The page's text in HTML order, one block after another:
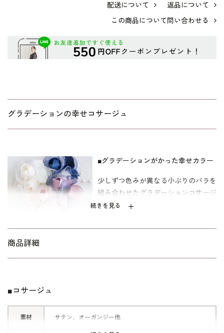
配送について
返品について
この商品について問い合わせる
グラデーションの幸せコサージュ
続きを見る
■グラデーションがかった幸せカラー
少しずつ色みが異なる小ぶりのバラを
組み合わせたグラデーションコサージ
ュ。
ネイビーに、新色パープルを加えた4
光沢をやや抑えた、落ち着きと穏やか
商品詳細
■コサージュ
素材 サテン、オーガンジー他